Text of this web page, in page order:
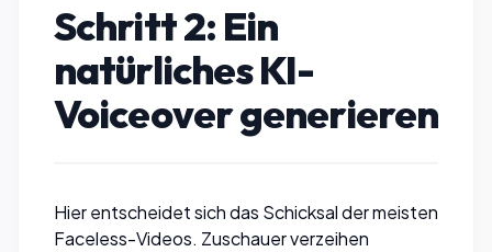
Schritt 2: Ein
natürliches KI-
Voiceover generieren
Hier entscheidet sich das Schicksal der meisten
Faceless-Videos. Zuschauer verzeihen